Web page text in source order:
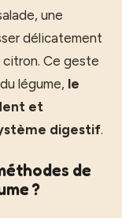
une
délicatement
citron. Ce geste
légume, le
et
digestif.
de
?